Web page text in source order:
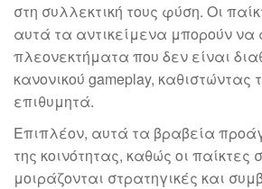
στη συλλεκτική τους φύση. Οι
αυτά τα αντικείμενα μπορούν
πλεονεκτήματα που δεν είναι
κανονικού gameplay, καθιστώντας
επιθυμητά.
Επιπλέον, αυτά τα βραβεία
της κοινότητας, καθώς οι παίκτες
μοιράζονται στρατηγικές και